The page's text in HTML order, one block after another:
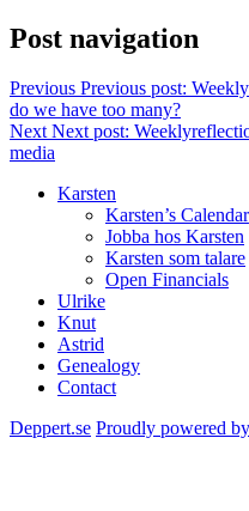
Post navigation
Previous Previous post:
do we have too many?
Next Next post:
media
Karsten
Karsten’s Calendar
Jobba hos Karsten
Karsten som talare
Open Financials
Ulrike
Knut
Astrid
Genealogy
Contact
Deppert.se Proudly powered